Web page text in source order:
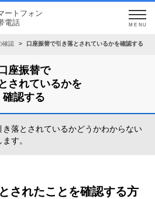
ートフォン
電話
MENU
確認 口座振替で引き落とされているかを確認する
口座振替で
されているかを
確認する
落とされているかどうかわからない
す。
されたことを確認する方